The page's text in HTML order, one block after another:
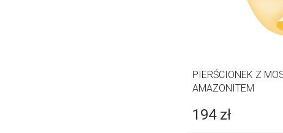
PIERŚCIONEK Z
AMAZONITEM
194 zł